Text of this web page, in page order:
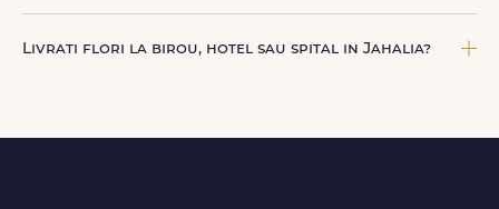
prin SMS (daca ai bifat aceasta optiune) si email, care
Livrati flori la birou, hotel sau spital in Jahalia?
utile (nume receptie, etaj, salon) ca livrarea sa decurga